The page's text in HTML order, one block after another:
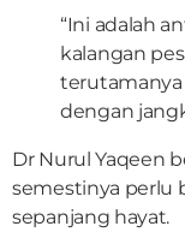
“Ini adalah
kalangan
dengan
Dr Nurul Yaqeen
semestinya perlu
sepanjang hayat.